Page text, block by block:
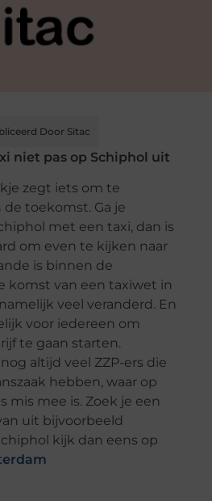
Door Sitac
niet pas op Schiphol uit
zegt iets om te
toekomst. Ga je
met een taxi, dan is
om even te kijken naar
is binnen de
komst van een taxiwet in
veel veranderd. En
voor iedereen om
te gaan starten.
altijd veel ZZP-ers die
hebben, waar op
mis mee is. Zoek je een
uit bijvoorbeeld
kijk dan eens op